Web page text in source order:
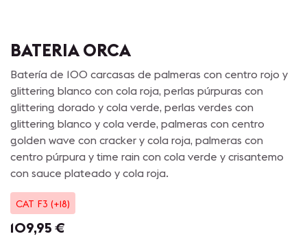
BATERIA ORCA
Batería de 100 carcasas de palmeras con centro rojo y
glittering blanco con cola roja, perlas púrpuras con
glittering dorado y cola verde, perlas verdes con
glittering blanco y cola verde, palmeras con centro
golden wave con cracker y cola roja, palmeras con
centro púrpura y time rain con cola verde y crisantemo
con sauce plateado y cola roja.
CAT F3 (+18)
109,95 €